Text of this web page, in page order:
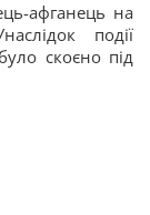
афганець на
події
скоєно під